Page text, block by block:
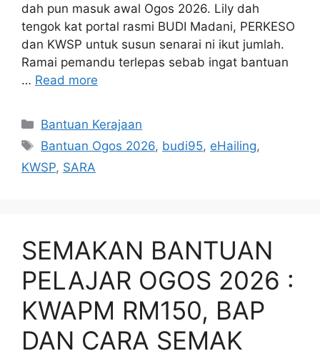
dah pun masuk awal Ogos 2026. Lily dah
tengok kat portal rasmi BUDI Madani, PERKESO
dan KWSP untuk susun senarai ni ikut jumlah.
Ramai pemandu terlepas sebab ingat bantuan
… Read more
Categories
Bantuan Kerajaan
Tags
Bantuan Ogos 2026, budi95, eHailing,
KWSP, SARA
SEMAKAN BANTUAN
PELAJAR OGOS 2026 :
KWAPM RM150, BAP
DAN CARA SEMAK